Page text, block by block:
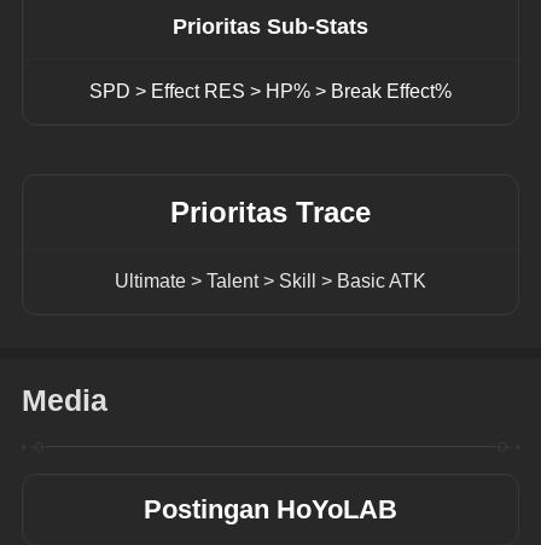
Prioritas Sub-Stats
SPD > Effect RES > HP% > Break Effect%
Prioritas Trace
Ultimate > Talent > Skill > Basic ATK
Media
Postingan HoYoLAB